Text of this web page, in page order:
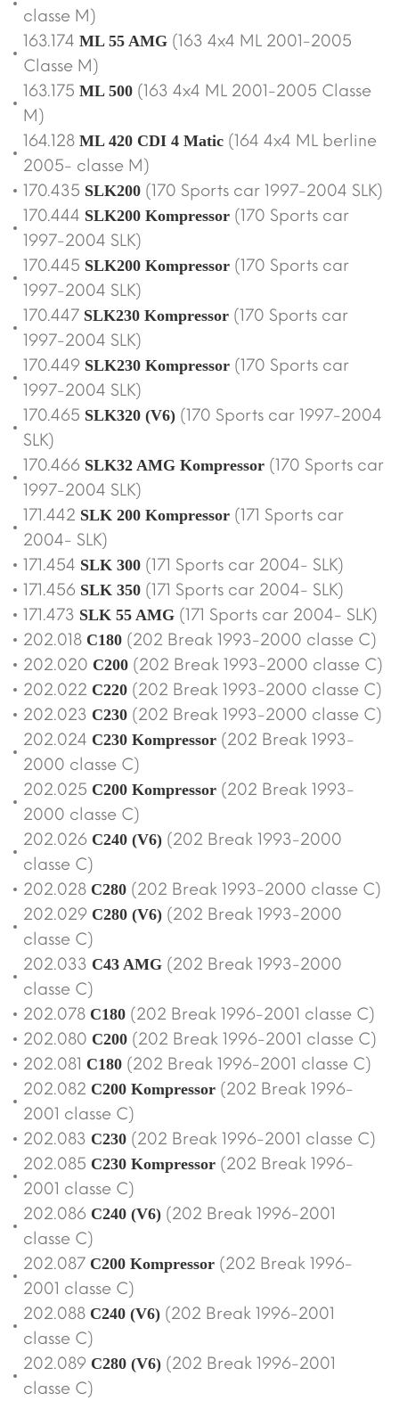
classe M)
163.174 ML 55 AMG (163 4x4 ML 2001-2005
Classe M)
163.175 ML 500 (163 4x4 ML 2001-2005 Classe
M)
164.128 ML 420 CDI 4 Matic (164 4x4 ML berline
2005- classe M)
170.435 SLK200 (170 Sports car 1997-2004 SLK)
170.444 SLK200 Kompressor (170 Sports car
1997-2004 SLK)
170.445 SLK200 Kompressor (170 Sports car
1997-2004 SLK)
170.447 SLK230 Kompressor (170 Sports car
1997-2004 SLK)
170.449 SLK230 Kompressor (170 Sports car
1997-2004 SLK)
170.465 SLK320 (V6) (170 Sports car 1997-2004
SLK)
170.466 SLK32 AMG Kompressor (170 Sports car
1997-2004 SLK)
171.442 SLK 200 Kompressor (171 Sports car
2004- SLK)
171.454 SLK 300 (171 Sports car 2004- SLK)
171.456 SLK 350 (171 Sports car 2004- SLK)
171.473 SLK 55 AMG (171 Sports car 2004- SLK)
202.018 C180 (202 Break 1993-2000 classe C)
202.020 C200 (202 Break 1993-2000 classe C)
202.022 C220 (202 Break 1993-2000 classe C)
202.023 C230 (202 Break 1993-2000 classe C)
202.024 C230 Kompressor (202 Break 1993-
2000 classe C)
202.025 C200 Kompressor (202 Break 1993-
2000 classe C)
202.026 C240 (V6) (202 Break 1993-2000
classe C)
202.028 C280 (202 Break 1993-2000 classe C)
202.029 C280 (V6) (202 Break 1993-2000
classe C)
202.033 C43 AMG (202 Break 1993-2000
classe C)
202.078 C180 (202 Break 1996-2001 classe C)
202.080 C200 (202 Break 1996-2001 classe C)
202.081 C180 (202 Break 1996-2001 classe C)
202.082 C200 Kompressor (202 Break 1996-
2001 classe C)
202.083 C230 (202 Break 1996-2001 classe C)
202.085 C230 Kompressor (202 Break 1996-
2001 classe C)
202.086 C240 (V6) (202 Break 1996-2001
classe C)
202.087 C200 Kompressor (202 Break 1996-
2001 classe C)
202.088 C240 (V6) (202 Break 1996-2001
classe C)
202.089 C280 (V6) (202 Break 1996-2001
classe C)